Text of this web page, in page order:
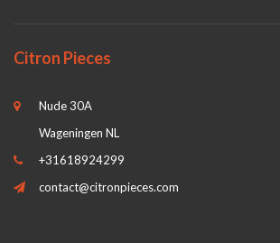
Citron Pieces
Nude 30A
Wageningen NL
+31618924299
contact@citronpieces.com